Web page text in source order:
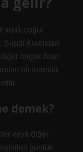
birçok Arap
bir terimdir.
demek?
veya diğer
günlük